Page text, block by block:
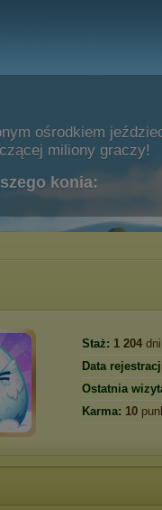
ośrodkiem
miliony graczy!
konia:
Staż: 1 204 dni
Data
Ostatnia
Karma: 10